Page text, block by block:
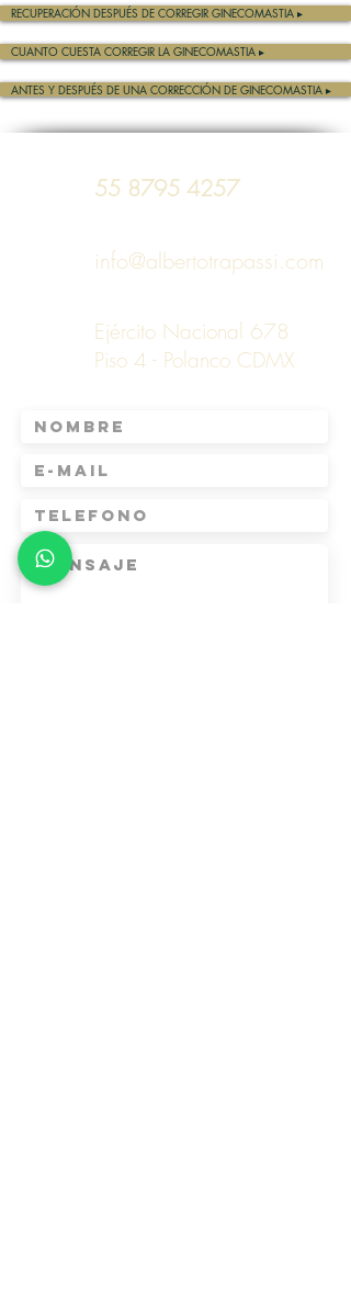
RECUPERACIÓN DESPUÉS DE CORREGIR GINECOMASTIA ▸
CUANTO CUESTA CORREGIR LA GINECOMASTIA ▸
ANTES Y DESPUÉS DE UNA CORRECCIÓN DE GINECOMASTIA ▸
Ejército Nacional 678
Piso 4 - Polanco CDMX
55 8795 4257
info@albertotrapassi.com